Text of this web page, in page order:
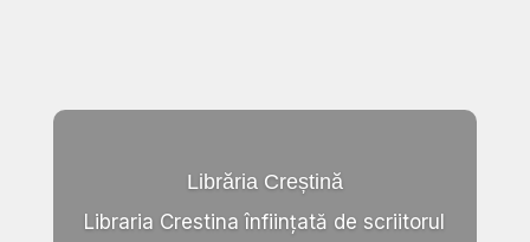
Librăria Creștină
Libraria Crestina înființată de scriitorul